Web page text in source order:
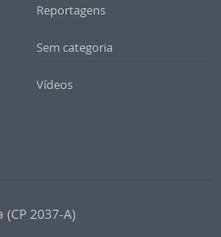
Reportagens
Sem categoria
Vídeos
2037-A)